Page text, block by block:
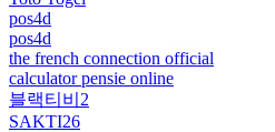
pos4d
pos4d
the french connection official
calculator pensie online
블랙티비2
SAKTI26